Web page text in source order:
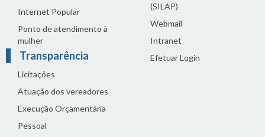
Internet Popular
Ponto de atendimento à
mulher
Transparência
Licitações
Atuação dos vereadores
Execução Orçamentária
Pessoal
(SILAP)
Webmail
Intranet
Efetuar Login